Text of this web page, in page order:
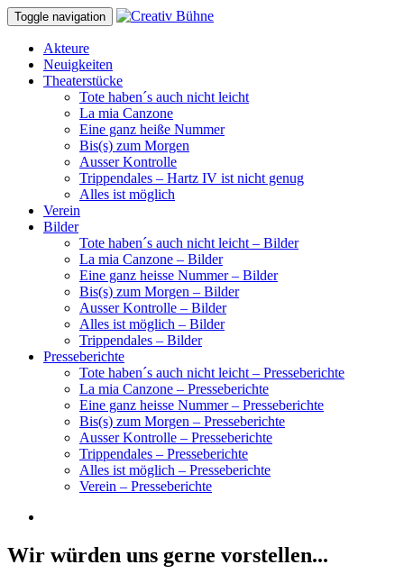
Toggle navigation
Akteure
Neuigkeiten
Theaterstücke
Tote haben´s auch nicht leicht
La mia Canzone
Eine ganz heiße Nummer
Bis(s) zum Morgen
Ausser Kontrolle
Trippendales – Hartz IV ist nicht genug
Alles ist möglich
Verein
Bilder
Tote haben´s auch nicht leicht – Bilder
La mia Canzone – Bilder
Eine ganz heisse Nummer – Bilder
Bis(s) zum Morgen – Bilder
Ausser Kontrolle – Bilder
Alles ist möglich – Bilder
Trippendales – Bilder
Presseberichte
Tote haben´s auch nicht leicht – Presseberichte
La mia Canzone – Presseberichte
Eine ganz heisse Nummer – Presseberichte
Bis(s) zum Morgen – Presseberichte
Ausser Kontrolle – Presseberichte
Trippendales – Presseberichte
Alles ist möglich – Presseberichte
Verein – Presseberichte
Wir würden uns gerne vorstellen...